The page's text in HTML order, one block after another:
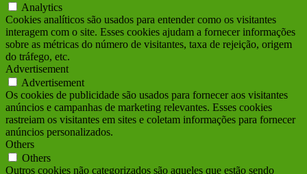
Analytics
Cookies analíticos são usados para entender como os visitantes
interagem com o site. Esses cookies ajudam a fornecer informações
sobre as métricas do número de visitantes, taxa de rejeição, origem
do tráfego, etc.
Advertisement
Advertisement
Os cookies de publicidade são usados para fornecer aos visitantes
anúncios e campanhas de marketing relevantes. Esses cookies
rastreiam os visitantes em sites e coletam informações para fornecer
anúncios personalizados.
Others
Others
Outros cookies não categorizados são aqueles que estão sendo